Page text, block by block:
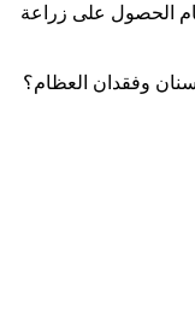
الحصول على زراعة
وفقدان العظام؟